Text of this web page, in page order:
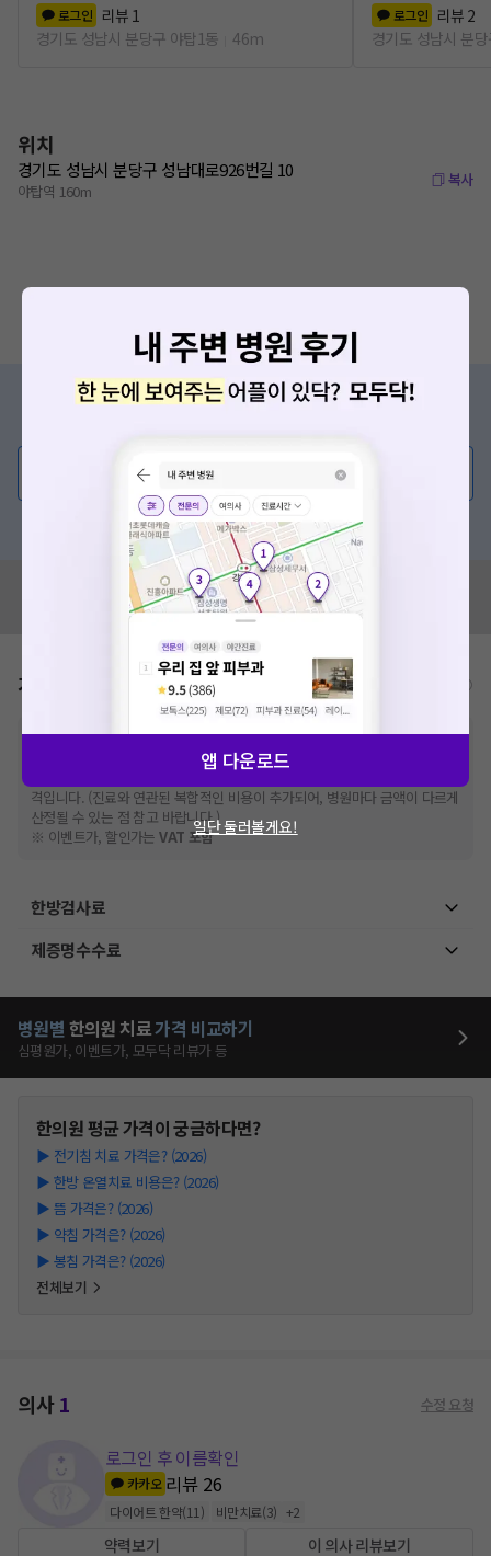
로그인 리뷰 1
경기도 성남시 분당구 야탑1동
46m
로그인 리뷰 2
경기도 성남시 분
위치
경기도 성남시 분당구 성남대로926번길 10
야탑역 160m
복사
증상/치료, 궁금한 점이 있나요?
💬 무엇이든 물어보세요
혹은, 의료상담 서비스에 다양한 게시글 보러가기
혹시 잘못된 병원정보가 있나요?
모두닥 팀에 알려주세요!
가격표 비급여/급여 진료란?
※비급여 항목의 경우,추가비용 등으로 실제 가격과 상이할 수 있으니, 정확
한 가격은 해당 의료기관에 직접 문의해주세요.
건강보험심사평가원
격입니다. (진료와 연관된 복합적인 비용이 추가되어, 병원마다 금액이 다르게
산정될 수 있는 점 참고 바랍니다.)
※ 이벤트가, 할인가는VAT 포함
한방검사료
제증명수수료
병원별 한의원 치료가격 비교하기
심평원가, 이벤트가, 모두닥 리뷰가 등
한의원평균 가격이 궁금하다면?
▶ 전기침 치료 가격은? (2026)
▶ 한방 온열치료 비용은? (2026)
▶ 뜸 가격은? (2026)
▶ 약침 가격은? (2026)
▶ 봉침 가격은? (2026)
전체보기
의사1 수정 요청
로그인 후 이름확인
카카오 리뷰 26
다이어트 한약(11 ) 비만치료(3) +2
약력보기 이 의사 리뷰보기
앱 다운로드
일단 둘러볼게요!